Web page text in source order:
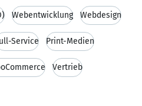
Webentwicklung Webdesign
Service Print-Medien
Vertrieb